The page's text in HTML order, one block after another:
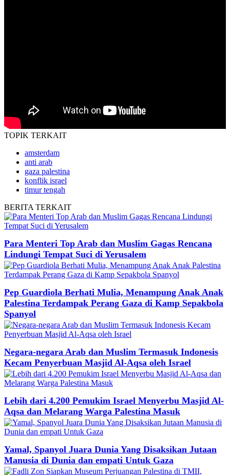
TOPIK TERKAIT
amsterdam
anti arab
gaza palestina
konflik israel
timur tengah
BERITA TERKAIT
Para Menteri Top Arab dan Muslim Gagas Rencana
Lindungi Tempat Suci di Yerusalem
Pep Guardiola Berhati Mulia, Menampung Anak Anak
Palestina Terdampak Perang Gaza di Kamp Sepakbola
Spanyol
Negara-negara Arab dan Muslim Termasuk Indonesis
Kecam Penyerbuan Masjid Al-Aqsa oleh Israel
Lebih dari 4.200 Pemukim Israel Menyerbu Masjid Al-
Aqsa dan Melarang Warga Palestina Masuk
Yamal, Spanyol Juara Dunia Yang Disaksikan Jutaan
Manusia di Dunia dan empati Untuk Gaza